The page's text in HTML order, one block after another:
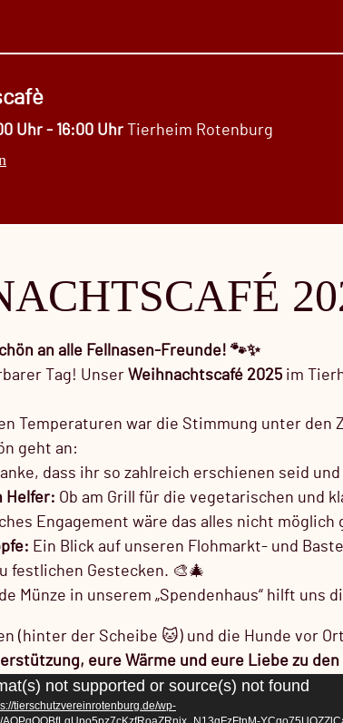
Uhr - 16:00 Uhr Tierheim Rotenburg
an alle Fellnasen-Freunde! 🐾✨
Tag! Unser Weihnachtscafé 2025 im
Temperaturen war die Stimmung unter
geht an:
dass ihr so zahlreich erschienen seid
Helfer: Ob am Grill für die vegetarischen und
Engagement wäre das alles nicht möglich
Ein Blick auf unseren Flohmarkt- und
festlichen Gestecken. 🎨🎄
Münze in unserem „Spendenhaus“ hilft
(hinter der Scheibe 🐱) und die Hunde vor
eure Wärme und eure Liebe zu
not supported or source(s) not found
tierschutzvereinrotenburg.de/wp-